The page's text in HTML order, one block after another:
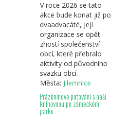
V roce 2026 se tato
akce bude konat již po
dvaadvacáté, její
organizace se opět
zhostí společenství
obcí, které přebralo
aktivity od původního
svazku obcí.
Města: Jilemnice
Prázdninové putování s naší
knihovnou po zámeckém
parku